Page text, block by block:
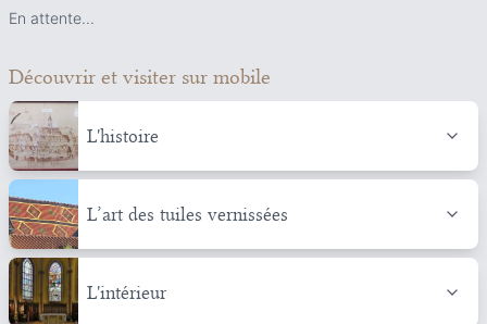
En attente...
Découvrir et visiter sur mobile
L'histoire
L’art des tuiles vernissées
L'intérieur